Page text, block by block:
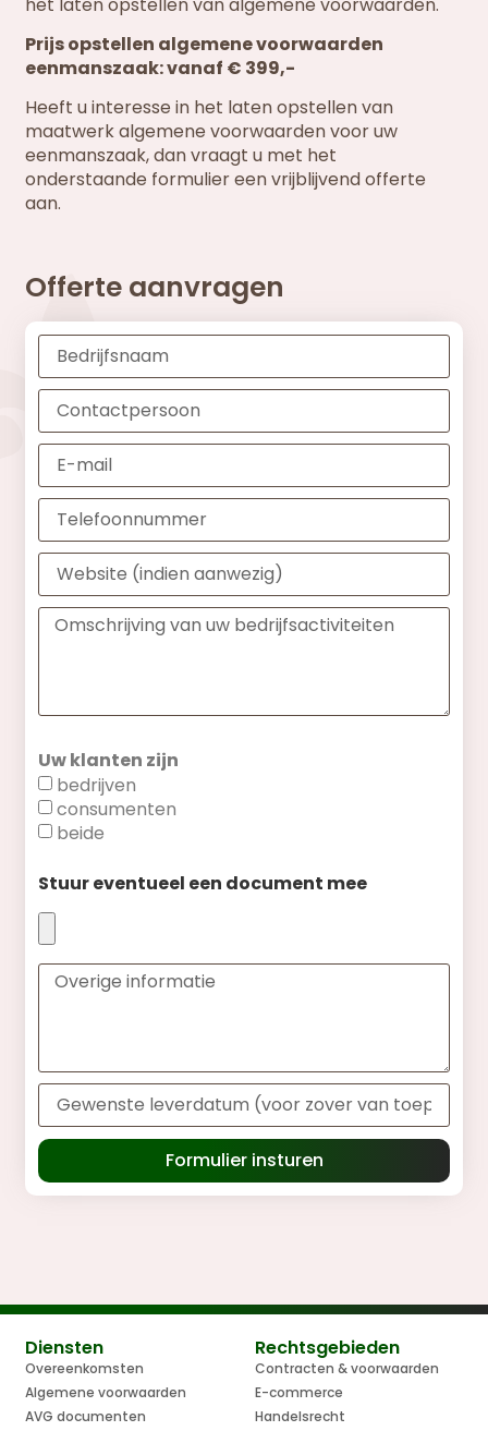
Prijs opstellen algemene voorwaarden
eenmanszaak: vanaf € 399,-
Heeft u interesse in het laten opstellen van
maatwerk algemene voorwaarden voor uw
eenmanszaak, dan vraagt u met het
onderstaande formulier een vrijblijvend offerte
aan.
Offerte aanvragen
Uw klanten zijn
bedrijven
consumenten
beide
Stuur eventueel een document mee
Formulier insturen
Diensten
Overeenkomsten
Algemene voorwaarden
AVG documenten
Rechtsgebieden
Contracten & voorwaarden
E-commerce
Handelsrecht